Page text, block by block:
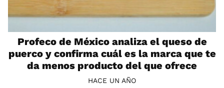
Profeco de México analiza el queso de
puerco y confirma cuál es la marca que te
da menos producto del que ofrece
HACE UN AÑO